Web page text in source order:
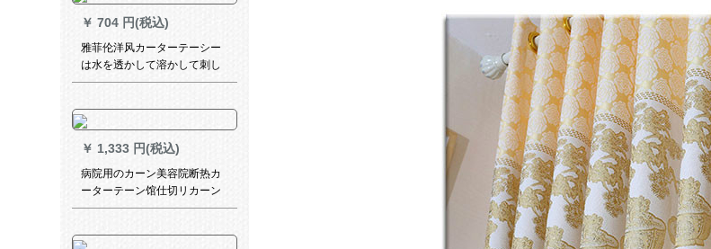
トル
￥ 704 円(税込)
雅菲伦洋风カーターテーシー
は水を透かして溶かして刺し
ゅうします。テンビ寝室の遮
を含む)オーダン1メトルの専
门写真(何メテルの撮影が必要
ですか？)
￥ 1,333 円(税込)
病院用のカーン美容院断热カ
ーターテーン馆仕切リカーン
クレジックライン()幅3.5 X高